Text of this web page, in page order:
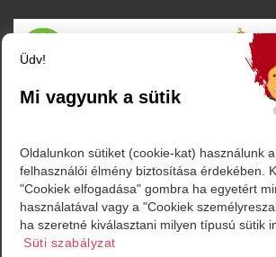
© Minden jog fenntartva.
Powered by
Üdv!
Mi vagyunk a sütik
Oldalunkon sütiket (cookie-kat) használunk
felhasználói élmény biztosítása érdekében.
"Cookiek elfogadása" gombra ha egyetért
használatával vagy a "Cookiek
ha szeretné kiválasztani milyen típusú sütik
Süti szabályzat